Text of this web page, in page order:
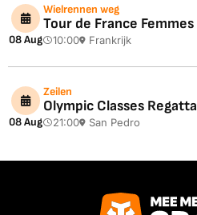
08 Aug
Wielrennen weg
Tour de France Femmes
10:00 Frankrijk
08 Aug
Zeilen
Olympic Classes Regatta
21:00 San Pedro